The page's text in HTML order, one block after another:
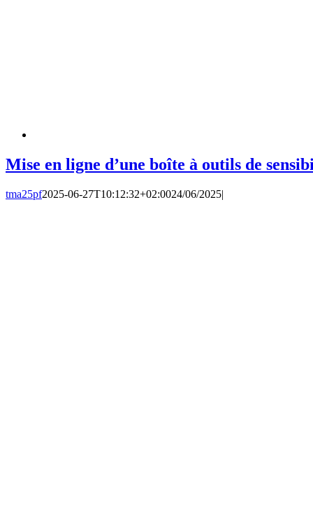
Mise en ligne d’une boîte à outils de
tma25pf2025-06-27T10:12:32+02:0024/06/2025|